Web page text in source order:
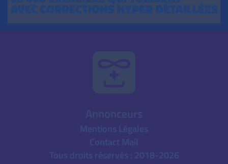
Mentions Légales
Contact Mail
Tous droits réservés : 2018-2026